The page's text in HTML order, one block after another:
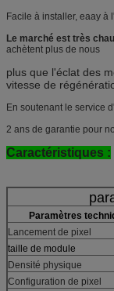
Facile à installer, eaay à
Le marché est très
achètent plus de nous
plus que l'éclat des
vitesse de
En soutenant le service
2 ans de garantie pour
Caractéristiques :
Paramètres
Lancement de pixel
taille de module
Densité physique
Configuration de pixel